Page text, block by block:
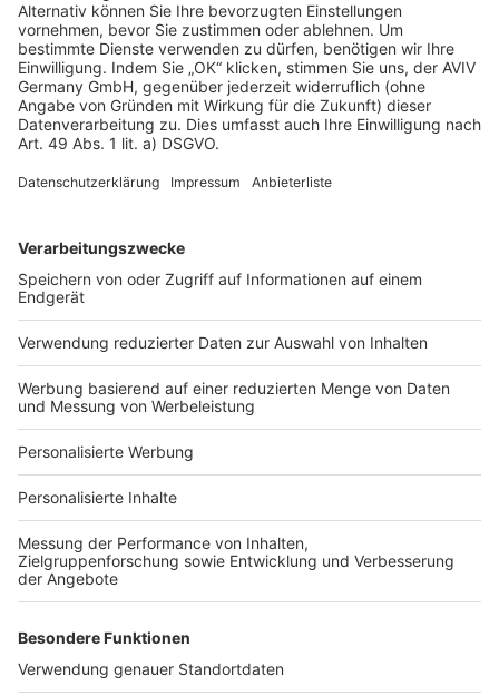
Rechtliches
AGB-Übersicht
Datenschutz
Impressum
Services
Bauprojekt-Quiz
Häuser-Suche
Hausanbieter-Suche
Bauprojekt-Profil
Für Unternehmen
Ihre Baufirma auf bauen.de
Kostenloses Infogespräch